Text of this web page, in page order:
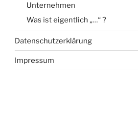
Unternehmen
Was ist eigentlich „…“ ?
Datenschutzerklärung
Impressum